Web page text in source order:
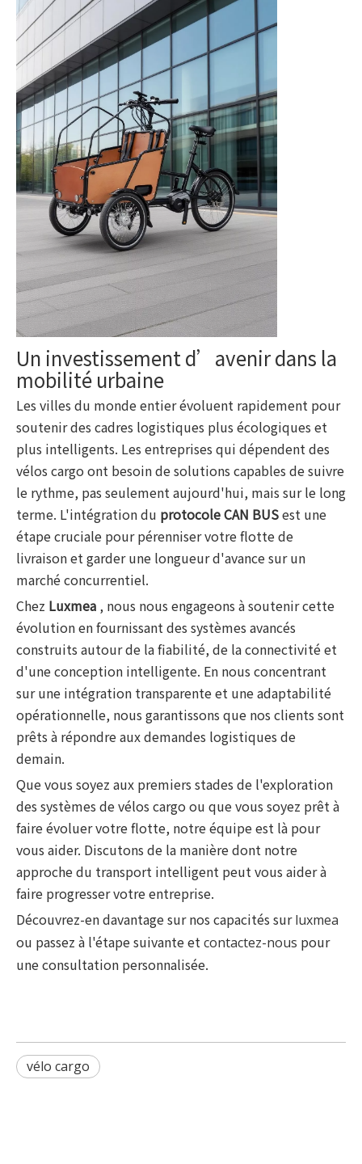
Un investissement d’avenir dans la
mobilité urbaine
Les villes du monde entier évoluent rapidement pour
soutenir des cadres logistiques plus écologiques et
plus intelligents. Les entreprises qui dépendent des
vélos cargo ont besoin de solutions capables de suivre
le rythme, pas seulement aujourd'hui, mais sur le long
terme. L'intégration du protocole CAN BUSest une
étape cruciale pour pérenniser votre flotte de
livraison et garder une longueur d'avance sur un
marché concurrentiel.
Chez Luxmea , nous nous engageons à soutenir cette
évolution en fournissant des systèmes avancés
construits autour de la fiabilité, de la connectivité et
d'une conception intelligente. En nous concentrant
sur une intégration transparente et une adaptabilité
opérationnelle, nous garantissons que nos clients sont
prêts à répondre aux demandes logistiques de
demain.
Que vous soyez aux premiers stades de l'exploration
des systèmes de vélos cargo ou que vous soyez prêt à
faire évoluer votre flotte, notre équipe est là pour
vous aider. Discutons de la manière dont notre
approche du transport intelligent peut vous aider à
faire progresser votre entreprise.
Découvrez-en davantage sur nos capacités surluxmea
ou passez à l'étape suivante etcontactez-nous pour
une consultation personnalisée.
vélo cargo